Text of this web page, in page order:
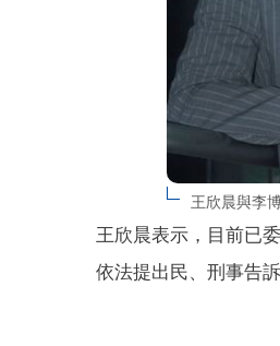
王欣晨與李
王欣晨表示，目前已
依法提出民、刑事告